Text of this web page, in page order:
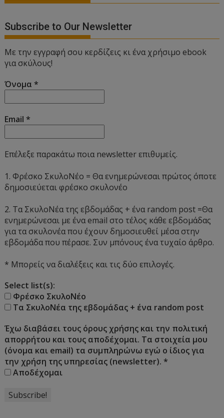
Subscribe to Our Newsletter
Με την εγγραφή σου κερδίζεις κι ένα χρήσιμο ebook
για σκύλους!
Όνομα*
Email*
Επέλεξε παρακάτω ποια newsletter επιθυμείς.
1. Φρέσκο ΣκυλοΝέο = Θα ενημερώνεσαι πρώτος όποτε
δημοσιεύεται φρέσκο σκυλονέο
2. Τα ΣκυλοΝέα της εβδομάδας + ένα random post =Θα
ενημερώνεσαι με ένα email στο τέλος κάθε εβδομάδας
για τα σκυλονέα που έχουν δημοσιευθεί μέσα στην
εβδομάδα που πέρασε. Συν μπόνους ένα τυχαίο άρθρο.
* Μπορείς να διαλέξεις και τις δύο επιλογές.
Select list(s):
Φρέσκο ΣκυλοΝέο
Τα ΣκυλοΝέα της εβδομάδας + ένα random post
Έχω διαβάσει τους όρους χρήσης και την πολιτική
απορρήτου και τους αποδέχομαι. Τα στοιχεία μου
(όνομα και email) τα συμπληρώνω εγώ ο ίδιος για
την χρήση της υπηρεσίας (newsletter).*
Αποδέχομαι